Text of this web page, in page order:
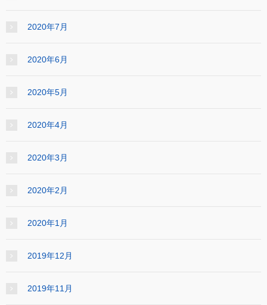
2020年7月
2020年6月
2020年5月
2020年4月
2020年3月
2020年2月
2020年1月
2019年12月
2019年11月